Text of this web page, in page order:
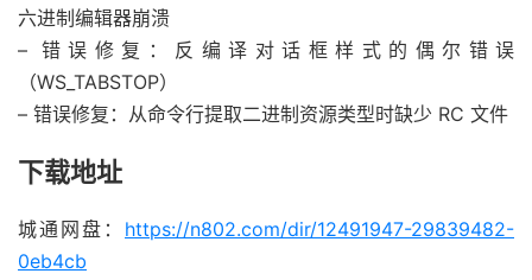
六进制编辑器崩溃
– 错误修复：反编译对话框样式的偶尔错误
（WS_TABSTOP）
– 错误修复：从命令行提取二进制资源类型时缺少 RC 文件
下载地址
城通网盘： https://n802.com/dir/12491947-29839482-
0eb4cb